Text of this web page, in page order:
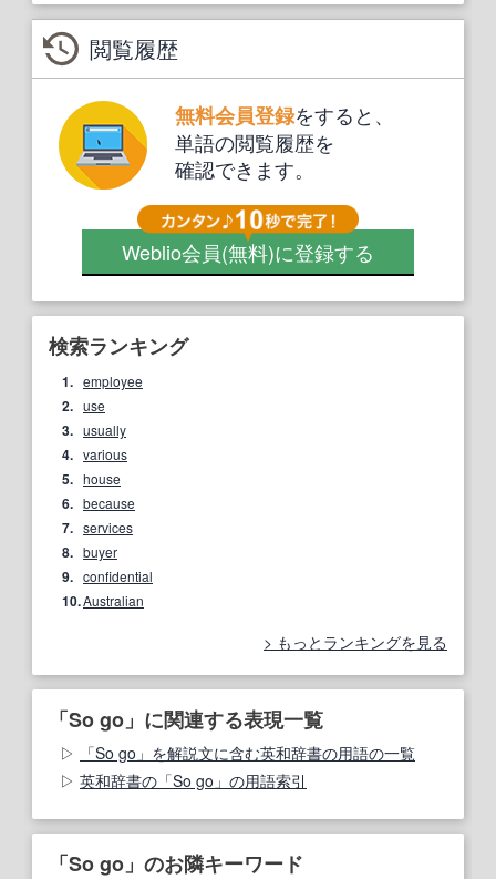
閲覧履歴
無料会員登録をすると、
単語の閲覧履歴を
確認できます。
Weblio会員(無料)に登録する
検索ランキング
1. employee
2. use
3. usually
4. various
5. house
6. because
7. services
8. buyer
9. confidential
10.Australian
もっとランキングを見る
「So go」に関連する表現一覧
「So go」を解説文に含む英和辞書の用語の一覧
英和辞書の「So go」の用語索引
「So go」のお隣キーワード